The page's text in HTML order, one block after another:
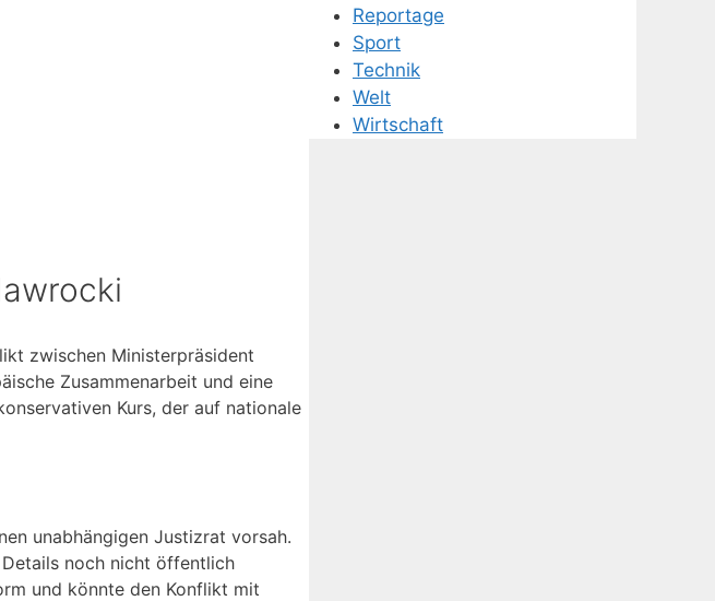
zwischen Ministerpräsident
Zusammenarbeit und eine
Kurs, der auf nationale
unabhängigen Justizrat vorsah.
Details noch nicht öffentlich
und könnte den Konflikt mit
Reportage
Sport
Technik
Welt
Wirtschaft